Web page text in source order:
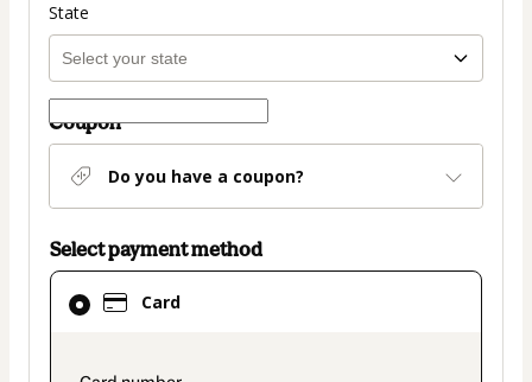
State
Coupon
Do you have a coupon?
Select payment method
Card
Card
selected